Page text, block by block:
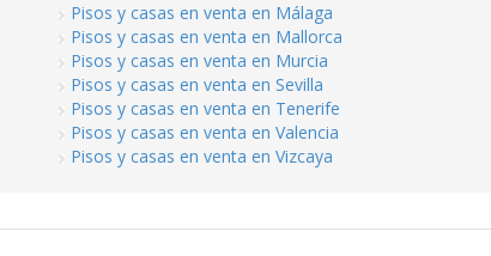
Pisos y casas en venta en Málaga
Pisos y casas en venta en Mallorca
Pisos y casas en venta en Murcia
Pisos y casas en venta en Sevilla
Pisos y casas en venta en Tenerife
Pisos y casas en venta en Valencia
Pisos y casas en venta en Vizcaya